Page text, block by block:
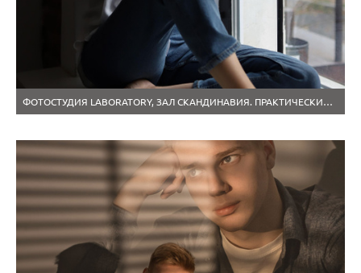
ФОТОСТУДИЯ LABORATORY, ЗАЛ СКАНДИНАВИЯ. ПРАКТИЧЕСКИЙ УРОК